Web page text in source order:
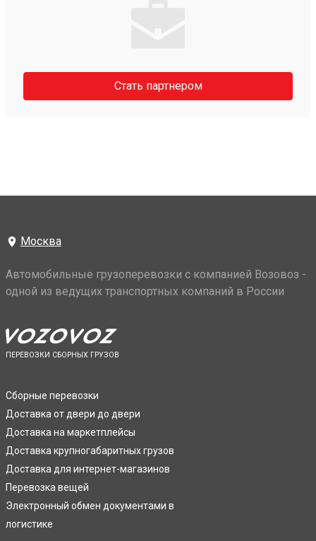
Стать партнером
Москва
Автомобильные грузоперевозки с компанией Возовоз -
одной из ведущих транспортных компаний в России
ПЕРЕВОЗКИ СБОРНЫХ ГРУЗОВ
Сборные перевозки
Доставка от двери до двери
Доставка на маркетплейсы
Доставка крупногабаритных грузов
Доставка для интернет-магазинов
Перевозка вещей
Электронный обмен документами в
логистике